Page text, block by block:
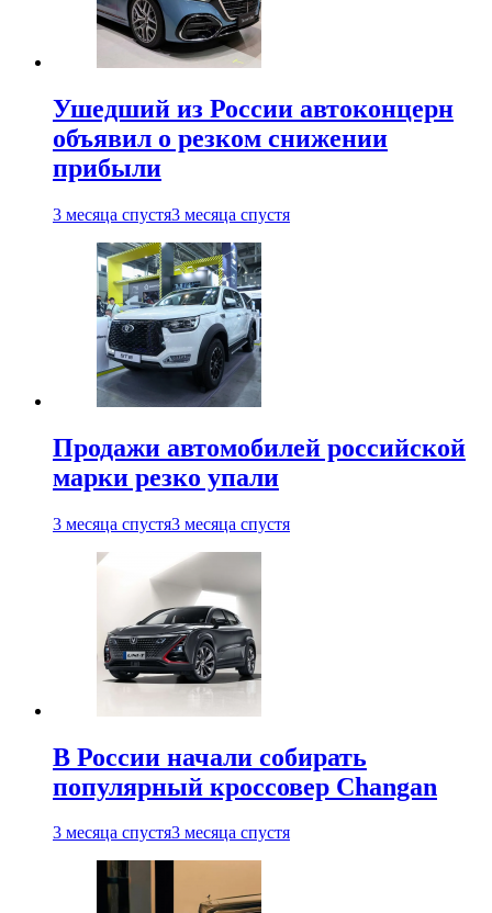
Ушедший из России автоконцерн
объявил о резком снижении
прибыли
3 месяца спустя3 месяца спустя
Продажи автомобилей российской
марки резко упали
3 месяца спустя3 месяца спустя
В России начали собирать
популярный кроссовер Changan
3 месяца спустя3 месяца спустя